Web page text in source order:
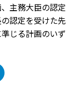
主務大臣の認定
認定を受けた先
じる計画のいず